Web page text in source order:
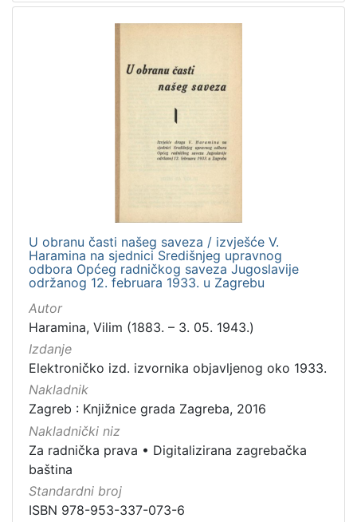
U obranu časti našeg saveza / izvješće V.
Haramina na sjednici Središnjeg upravnog
odbora Općeg radničkog saveza Jugoslavije
održanog 12. februara 1933. u Zagrebu
Autor
Haramina, Vilim (1883. – 3. 05. 1943.)
Izdanje
Elektroničko izd. izvornika objavljenog oko 1933.
Nakladnik
Zagreb : Knjižnice grada Zagreba, 2016
Nakladnički niz
Za radnička prava • Digitalizirana zagrebačka
baština
Standardni broj
ISBN 978-953-337-073-6